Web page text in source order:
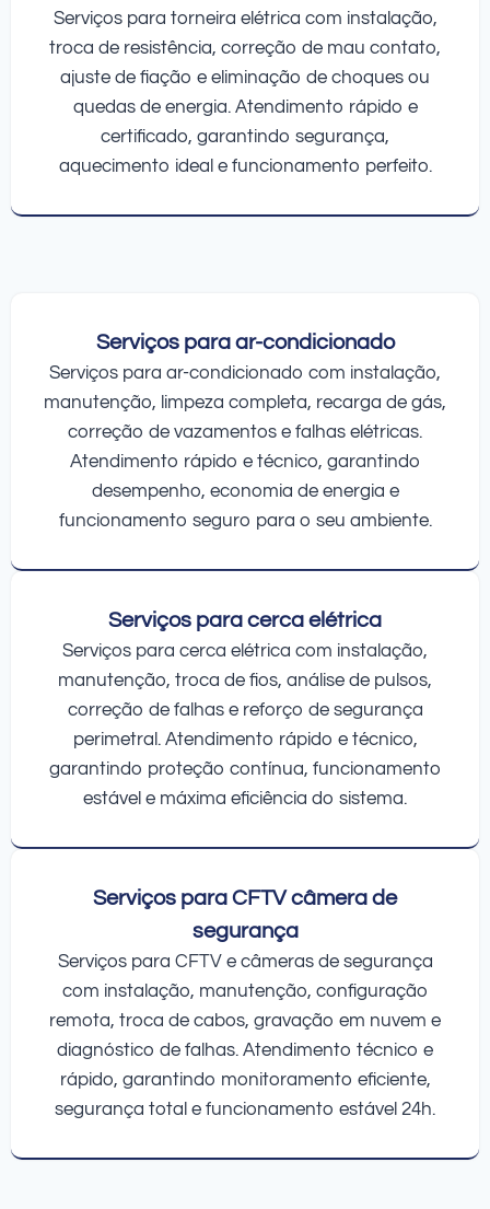
Serviços para torneira elétrica com instalação,
troca de resistência, correção de mau contato,
ajuste de fiação e eliminação de choques ou
quedas de energia. Atendimento rápido e
certificado, garantindo segurança,
aquecimento ideal e funcionamento perfeito.
Serviços para ar-condicionado
Serviços para ar-condicionado com instalação,
manutenção, limpeza completa, recarga de gás,
correção de vazamentos e falhas elétricas.
Atendimento rápido e técnico, garantindo
desempenho, economia de energia e
funcionamento seguro para o seu ambiente.
Serviços para cerca elétrica
Serviços para cerca elétrica com instalação,
manutenção, troca de fios, análise de pulsos,
correção de falhas e reforço de segurança
perimetral. Atendimento rápido e técnico,
garantindo proteção contínua, funcionamento
estável e máxima eficiência do sistema.
Serviços para CFTV câmera de
segurança
Serviços para CFTV e câmeras de segurança
com instalação, manutenção, configuração
remota, troca de cabos, gravação em nuvem e
diagnóstico de falhas. Atendimento técnico e
rápido, garantindo monitoramento eficiente,
segurança total e funcionamento estável 24h.